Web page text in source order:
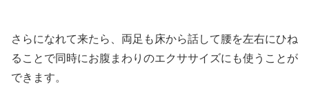
さらになれて来たら、両足も床から話して腰を左右にひね
ることで同時にお腹まわりのエクササイズにも使うことが
できます。